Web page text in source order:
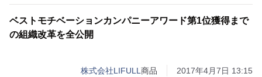
ベストモチベーションカンパニーアワード第1位獲得まで
の組織改革を全公開
株式会社LIFULL 商品 2017年4月7日 13:15